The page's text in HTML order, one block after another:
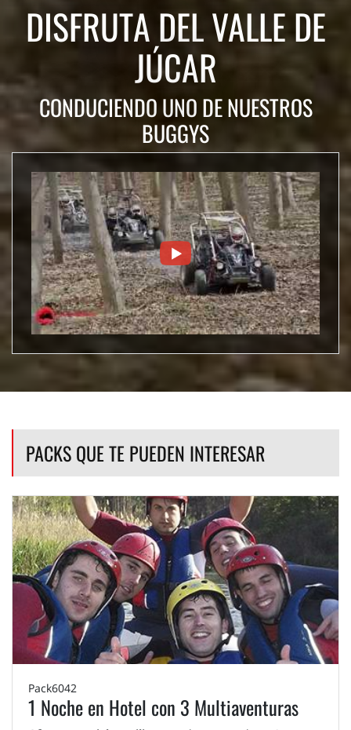
DISFRUTA DEL VALLE DE
JÚCAR
CONDUCIENDO UNO DE NUESTROS
BUGGYS
PACKS QUE TE PUEDEN INTERESAR
Pack6042
1 Noche en Hotel con 3 Multiaventuras